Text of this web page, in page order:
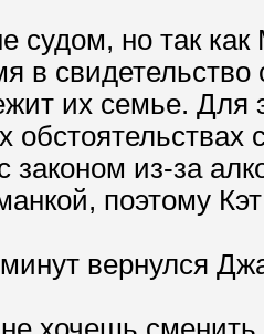
судом, но так
в
их семье. Для
обстоятельствах
из-за
поэтому
вернулся